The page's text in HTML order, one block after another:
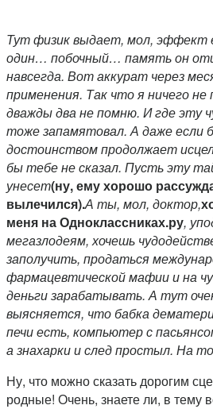
Тут физик выдает, мол, эффект
один… побочный… память он
навсегда. Вот аккурат через
применения. Так что я ничего
дважды два не помню. И где эту
тоже запамятовал. А даже если
достоинством продолжает
бы тебе не сказал. Пусть эту
унесет(ну, ему хорошо
вылечился).А ты, мол, доктор,
меня на Одноклассниках.ру,
мегазлодеям, хочешь
заполучить, продаться
фармацевтической мафии и на
деньги зарабатывать. А тут
выясняется, что бабка
печи есть, компьютер с
а знахарки и след простыл. На
Ну, что можно сказать дорогим
родные! Очень, знаете ли, в тему